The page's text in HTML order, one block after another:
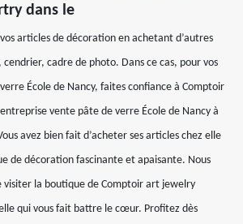
dans le
articles de décoration en achetant d’autres
cadre de photo. Dans ce cas, pour vos
École de Nancy, faites confiance à Comptoir
vente pâte de verre École de Nancy à
avez bien fait d’acheter ses articles chez elle
de décoration fascinante et apaisante. Nous
visiter la boutique de Comptoir art jewelry
qui vous fait battre le cœur. Profitez dès